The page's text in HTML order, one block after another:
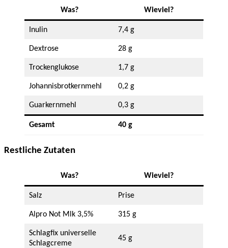
Was? Wieviel?
Inulin 7,4 g
Dextrose 28 g
Trockenglukose 1,7 g
Johannisbrotkernmehl 0,2 g
Guarkernmehl 0,3 g
Gesamt 40 g
Restliche Zutaten
Was? Wieviel?
Salz Prise
Alpro Not Mlk 3,5% 315 g
Schlagfix universelle
Schlagcreme
45 g